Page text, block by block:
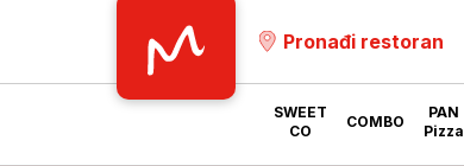
SWEET
CO
COMBO
PAN
Pizza
Pronađi restoran